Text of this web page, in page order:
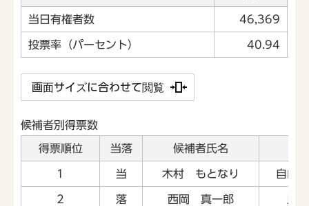
当日有権者数 46,369
投票率（パーセント） 40.94
画面サイズに合わせて閲覧
候補者別得票数
得票順位 当落 候補者氏名
1 当 木村 もとなり 自由
2 落 西岡 真一郎